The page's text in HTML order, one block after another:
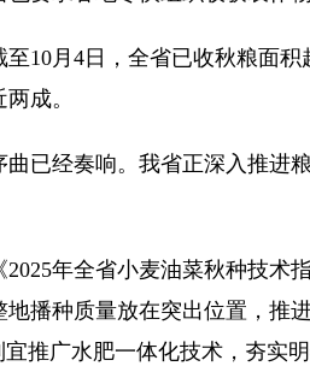
月4日，全省已收秋粮面积
成。
经奏响。我省正深入推进
年全省小麦油菜秋种技术
播种质量放在突出位置，推
推广水肥一体化技术，夯实明